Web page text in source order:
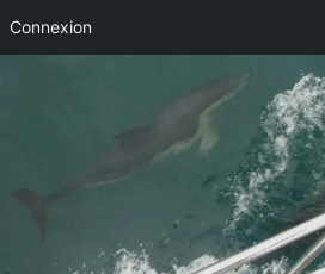
Connexion